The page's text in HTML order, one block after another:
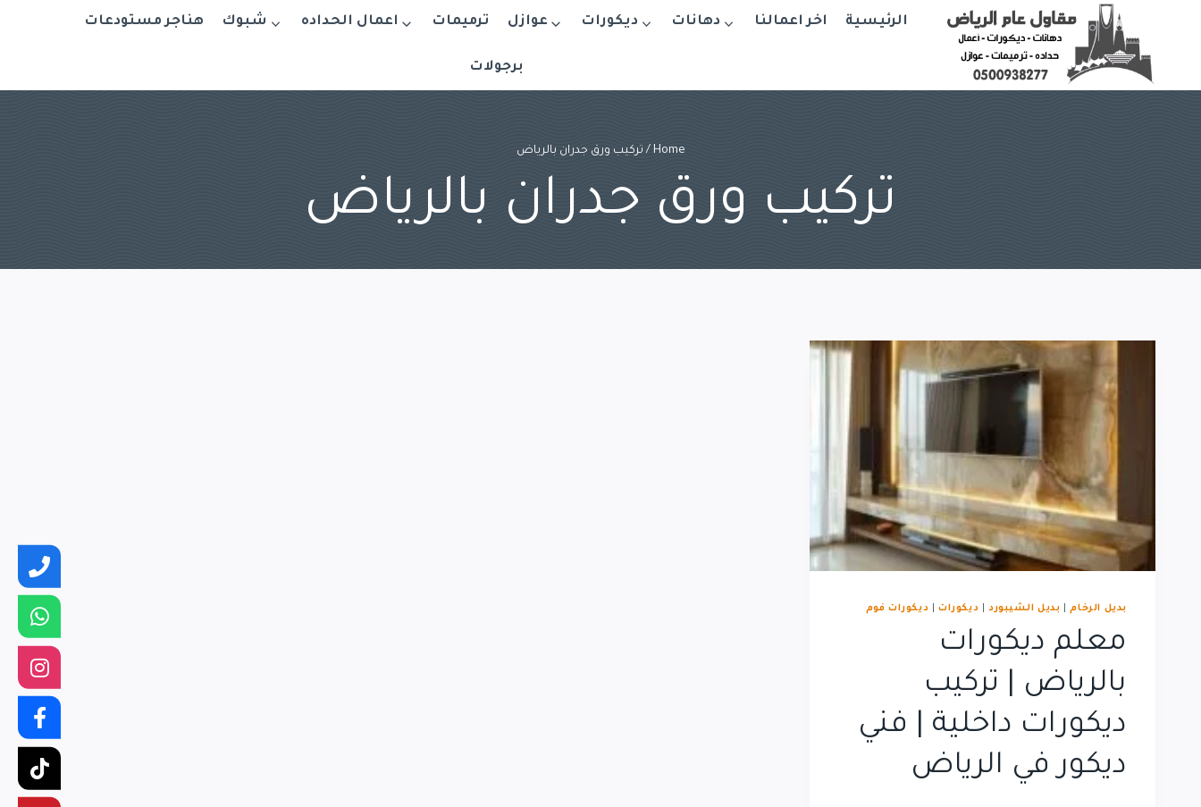
الرئيسية اخر اعمالنا دهانات ديكورات عوازل ترميمات اعمال الحداده شبوك هناجر مستودعات
برجولات
Home
/ تركيب ورق جدران بالرياض
تركيب ورق جدران بالرياض
بديل الرخام| بديل الشيبورد ديكورات ديكورات فوم
معلم ديكورات
بالرياض | تركيب
ديكورات داخلية | فني
ديكور في الرياض